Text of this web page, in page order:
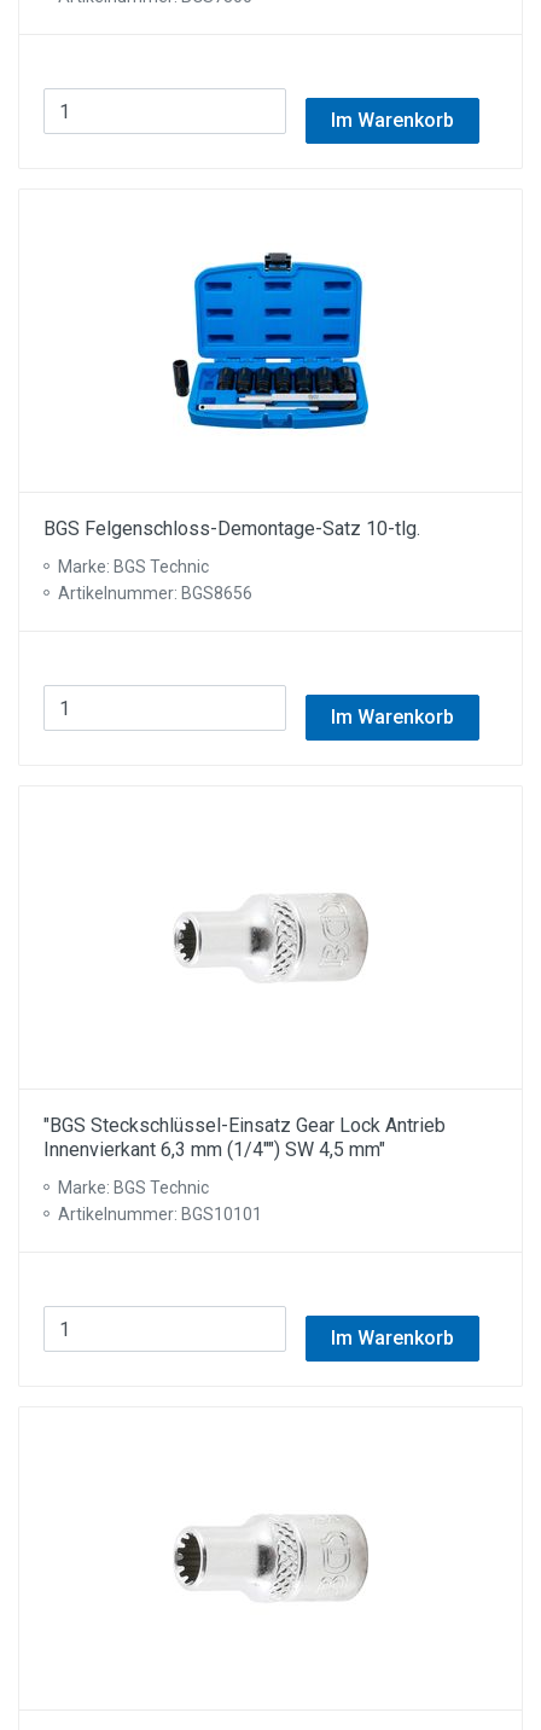
Im Warenkorb
BGS Felgenschloss-Demontage-Satz 10-tlg.
Marke: BGS Technic
Artikelnummer: BGS8656
Im Warenkorb
"BGS Steckschlüssel-Einsatz Gear Lock Antrieb
Innenvierkant 6,3 mm (1/4"") SW 4,5 mm"
Marke: BGS Technic
Artikelnummer: BGS10101
Im Warenkorb